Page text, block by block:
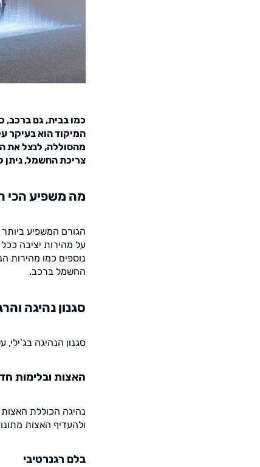
כמו בבית, גם ברכב,
מהסוללה, לנצל את
צריכת החשמל, ניתן
מה משפיע הכי
הגורם המשפיע
על מהירות יציבה
נוספים כמו מהירות
החשמל ברכב.
סגנון נהיגה
סגנון הנהיגה
האצות ובלימות
נהיגה הכוללת
ולהעדיף האצות
בלם רגנרטיבי